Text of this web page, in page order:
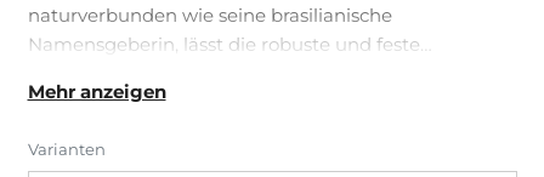
naturverbunden wie seine brasilianische
Namensgeberin, lässt die robuste und feste
Wünsche offen. Durch ihre hygroskopischen
Sisalfasern außerdem für ein wohngesundes Klima,
Mehr anzeigen
Varianten